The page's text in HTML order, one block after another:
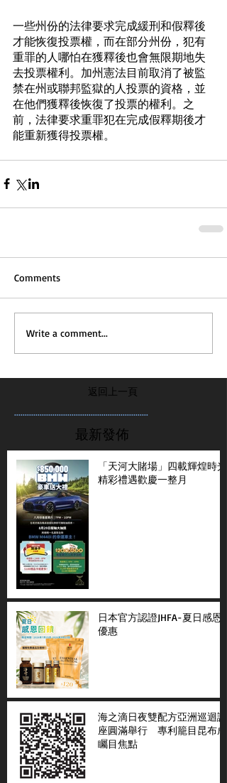
一些州份的法律要求完成緩刑和假釋後
才能恢復投票權，而在部分州份，犯有
重罪的人哪怕在獲釋後也會無限期地失
去投票權利。加州憲法目前取消了被監
禁在州或聯邦監獄的人投票的資格，並
在他們獲釋後恢復了投票的權利。之
前，法律要求重罪犯在完成假釋期後才
能重新獲得投票權。
Comments
Write a comment...
返回上一頁
...............................................................
最新發佈
「天河大賭場」四載輝煌時光
精彩禮遇歡慶一整月
日本官方認證JHFA-夏日感恩
優惠
海之滴日夜雙配方亞洲巡迴講
座圓滿舉行 專利籠目昆布成
矚目焦點